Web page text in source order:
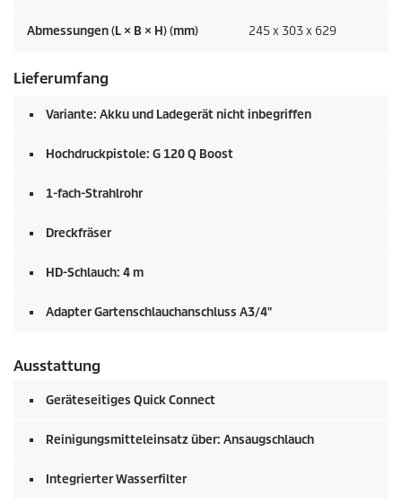
Abmessungen (L × B × H) (mm) 245 x 303 x 629
Lieferumfang
Variante: Akku und Ladegerät nicht inbegriffen
Hochdruckpistole: G 120 Q Boost
1-fach-Strahlrohr
Dreckfräser
HD-Schlauch: 4 m
Adapter Gartenschlauchanschluss A3/4"
Ausstattung
Geräteseitiges Quick Connect
Reinigungsmitteleinsatz über: Ansaugschlauch
Integrierter Wasserfilter